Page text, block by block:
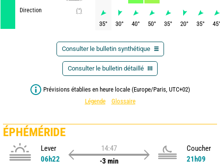
Direction
(°)
35° 30° 40° 50° 35° 20° 35° 45
Consulter le bulletin synthétique
Consulter le bulletin détaillé
Prévisions établies en heure locale (Europe/Paris, UTC+02)
Légende
Glossaire
ÉPHÉMÉRIDE
Lever
06h22
14:47
-3 min
Coucher
21h09